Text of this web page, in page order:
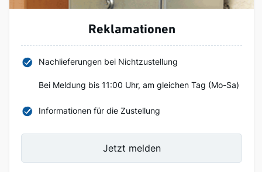
Reklamationen
Nachlieferungen bei Nichtzustellung
Bei Meldung bis 11:00 Uhr, am gleichen Tag (Mo-Sa)
Informationen für die Zustellung
Jetzt melden